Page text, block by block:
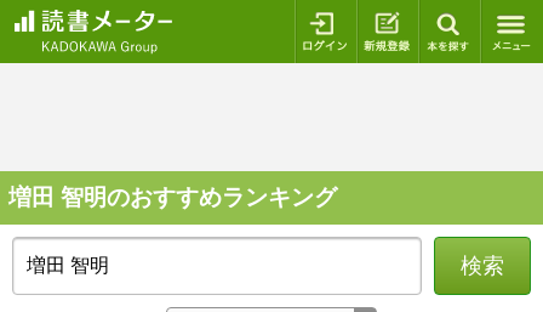
ログイン 新規登録
増田 智明のおすすめランキング
検索